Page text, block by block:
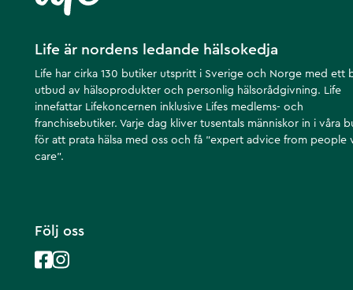
Life är nordens ledande hälsokedja
Life har cirka 130 butiker utspritt i Sverige och Norge med ett
utbud av hälsoprodukter och personlig hälsorådgivning. Life
innefattar Lifekoncernen inklusive Lifes medlems- och
franchisebutiker. Varje dag kliver tusentals människor in i våra
för att prata hälsa med oss och få ”expert advice from people
care”.
Följ oss